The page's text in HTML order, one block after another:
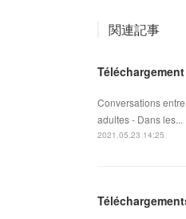
関連記事
Conversations
adultes - Dans les...
2021.05.23 14:25